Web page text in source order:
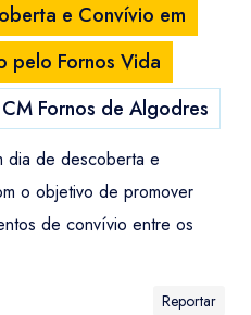
e Convívio em
pelo Fornos Vida
CM Fornos de Algodres
dia de descoberta e
o objetivo de promover
de convívio entre os
Reportar